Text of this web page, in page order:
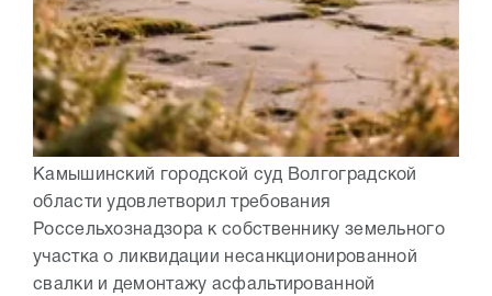
Камышинский городской суд Волгоградской
области удовлетворил требования
Россельхознадзора к собственнику земельного
участка о ликвидации несанкционированной
свалки и демонтажу асфальтированной